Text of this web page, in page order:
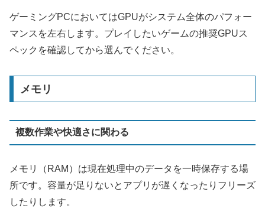
ゲーミングPCにおいてはGPUがシステム全体のパフォー
マンスを左右します。プレイしたいゲームの推奨GPUス
ペックを確認してから選んでください。
メモリ
複数作業や快適さに関わる
メモリ（RAM）は現在処理中のデータを一時保存する場
所です。容量が足りないとアプリが遅くなったりフリーズ
したりします。